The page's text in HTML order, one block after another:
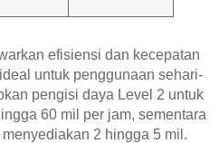
efisiensi dan kecepatan
untuk penggunaan sehari-
pengisi daya Level 2 untuk
60 mil per jam, sementara
2 hingga 5 mil.